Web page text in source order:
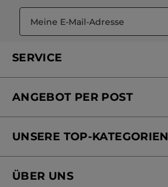
SERVICE
Mein Konto
Online Preisliste
ANGEBOT PER POST
Versandhandel Preisliste
UNSERE TOP-KATEGORIEN
Black Friday Yves Rocher
ÜBER UNS